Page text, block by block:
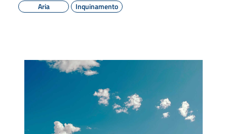
Aria
Inquinamento